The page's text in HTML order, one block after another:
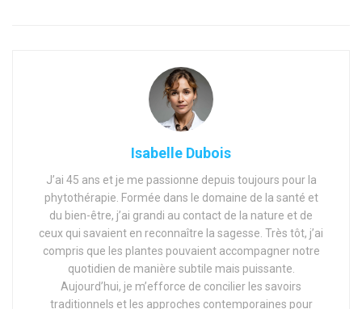
Isabelle Dubois
J’ai 45 ans et je me passionne depuis toujours pour la
phytothérapie. Formée dans le domaine de la santé et
du bien-être, j’ai grandi au contact de la nature et de
ceux qui savaient en reconnaître la sagesse. Très tôt, j’ai
compris que les plantes pouvaient accompagner notre
quotidien de manière subtile mais puissante.
Aujourd’hui, je m’efforce de concilier les savoirs
traditionnels et les approches contemporaines pour